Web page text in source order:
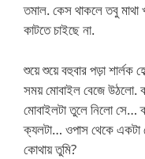
তমাল. কেস থাকলে তবু মাথা
কাটতে চাইছে না.
শুয়ে শুয়ে বহুবার পড়া
সময় মোবাইল বেজে উঠলো.
মোবাইলটা তুলে নিলো সে…
ক্যলটা… ওপাস থেকে
কোথায় তুমি?